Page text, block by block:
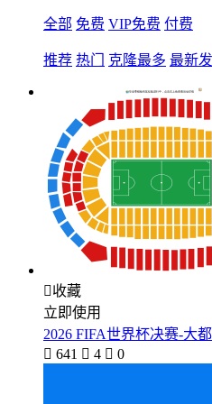
全部 免费 VIP免费 付费
推荐 热门 克隆最多 最新
收藏
立即使用
2026 FIFA世界杯决赛-大
 641  4  0